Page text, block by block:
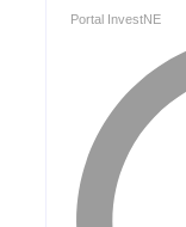
Portal InvestNE